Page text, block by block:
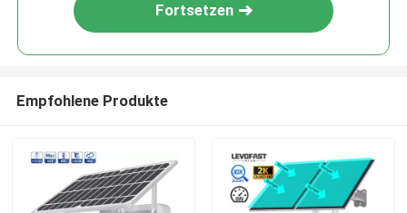
Fortsetzen
Empfohlene Produkte